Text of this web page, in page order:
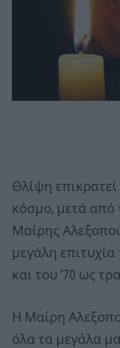
Θλίψη επικρατεί
κόσμο, μετά από
Μαίρης
μεγάλη επιτυχία
και του ’70 ως
Η Μαίρη
όλα τα μεγάλα